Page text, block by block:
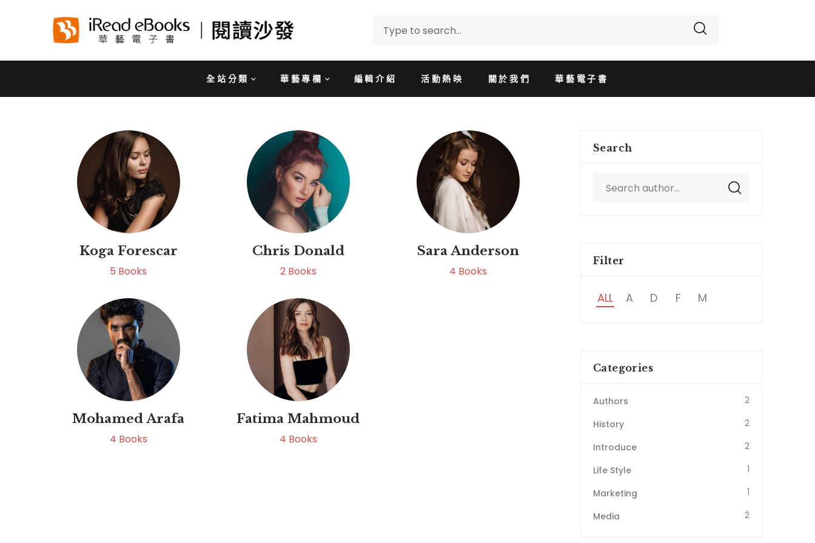
全站分類 華藝專欄 編輯介紹 活動熱映 關於我們 華藝電子書
Koga Forescar
5 Books
Chris Donald
2 Books
Sara Anderson
4 Books
Mohamed Arafa
4 Books
Fatima Mahmoud
4 Books
Search
Filter
ALL A D F M
Categories
Authors
2
History
2
Introduce
2
Life Style
1
Marketing
1
Media
2